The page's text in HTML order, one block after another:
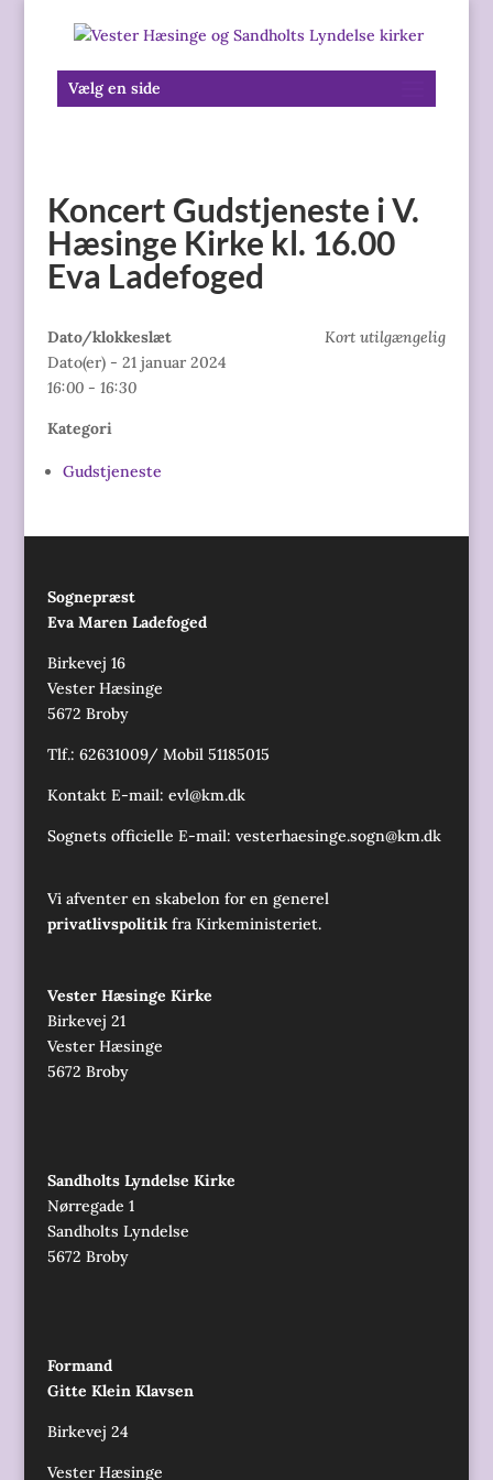
Vælg en side
Koncert Gudstjeneste i V.
Hæsinge Kirke kl. 16.00
Eva Ladefoged
Kort utilgængelig
Dato/klokkeslæt
Dato(er) - 21 januar 2024
16:00 - 16:30
Kategori
Gudstjeneste
Sognepræst
Eva Maren Ladefoged
Birkevej 16
Vester Hæsinge
5672 Broby
Tlf.: 62631009/ Mobil 51185015
Kontakt E-mail: evl@km.dk
Sognets officielle E-mail: vesterhaesinge.sogn@km.dk
Vi afventer en skabelon for en generel
privatlivspolitikfra Kirkeministeriet.
Vester Hæsinge Kirke
Birkevej 21
Vester Hæsinge
5672 Broby
Sandholts Lyndelse Kirke
Nørregade 1
Sandholts Lyndelse
5672 Broby
Formand
Gitte Klein Klavsen
Birkevej 24
Vester Hæsinge